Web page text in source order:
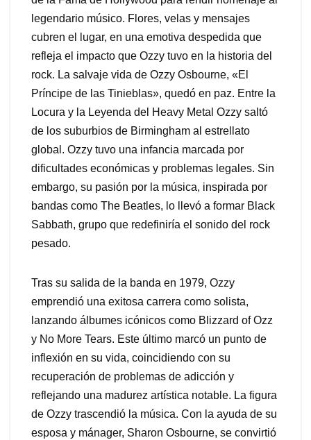
legendario músico. Flores, velas y mensajes
cubren el lugar, en una emotiva despedida que
refleja el impacto que Ozzy tuvo en la historia del
rock. La salvaje vida de Ozzy Osbourne, «El
Príncipe de las Tinieblas», quedó en paz. Entre la
Locura y la Leyenda del Heavy Metal Ozzy saltó
de los suburbios de Birmingham al estrellato
global. Ozzy tuvo una infancia marcada por
dificultades económicas y problemas legales. Sin
embargo, su pasión por la música, inspirada por
bandas como The Beatles, lo llevó a formar Black
Sabbath, grupo que redefiniría el sonido del rock
pesado.
Tras su salida de la banda en 1979, Ozzy
emprendió una exitosa carrera como solista,
lanzando álbumes icónicos como Blizzard of Ozz
y No More Tears. Este último marcó un punto de
inflexión en su vida, coincidiendo con su
recuperación de problemas de adicción y
reflejando una madurez artística notable. La figura
de Ozzy trascendió la música. Con la ayuda de su
esposa y mánager, Sharon Osbourne, se convirtió